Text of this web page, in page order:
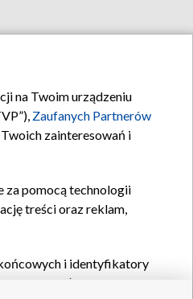
na Twoim urządzeniu
Zaufanych Partnerów
zainteresowań i
za pomocą technologii
treści oraz reklam,
i identyfikatory
oraz pozostałych